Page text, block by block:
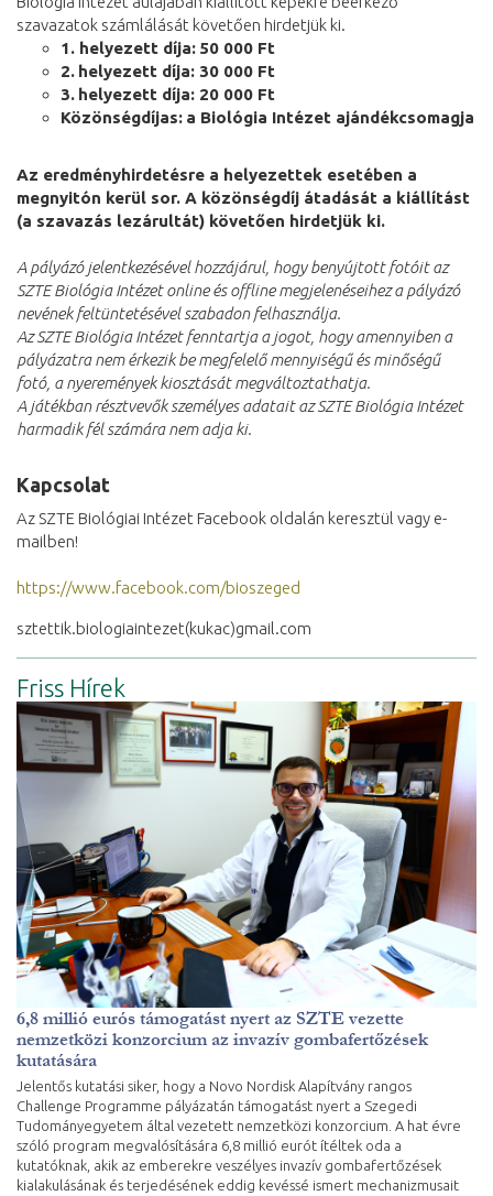
szavazatok számlálását követően hirdetjük ki.
1. helyezett díja: 50 000 Ft
2. helyezett díja: 30 000 Ft
3. helyezett díja: 20 000 Ft
Közönségdíjas: a Biológia Intézet ajándékcsomagja
Az eredményhirdetésre a helyezettek esetében a
megnyitón kerül sor. A közönségdíj átadását a kiállítást
(a szavazás lezárultát) követően hirdetjük ki.
A pályázó jelentkezésével hozzájárul, hogy benyújtott fotóit az
SZTE Biológia Intézet online és offline megjelenéseihez a pályázó
nevének feltüntetésével szabadon felhasználja.
Az SZTE Biológia Intézet fenntartja a jogot, hogy amennyiben a
pályázatra nem érkezik be megfelelő mennyiségű és minőségű
fotó, a nyeremények kiosztását megváltoztathatja.
A játékban résztvevők személyes adatait az SZTE Biológia Intézet
harmadik fél számára nem adja ki.
Kapcsolat
Az SZTE Biológiai Intézet Facebook oldalán keresztül vagy e-
mailben!
https://www.facebook.com/bioszeged
sztettik.biologiaintezet(kukac)gmail.com
Friss Hírek
6,8 millió eurós támogatást nyert az SZTE vezette
nemzetközi konzorcium az invazív gombafertőzések
kutatására
Jelentős kutatási siker, hogy a Novo Nordisk Alapítvány rangos
Challenge Programme pályázatán támogatást nyert a Szegedi
Tudományegyetem által vezetett nemzetközi konzorcium. A hat évre
szóló program megvalósítására 6,8 millió eurót ítéltek oda a
kutatóknak, akik az emberekre veszélyes invazív gombafertőzések
kialakulásának és terjedésének eddig kevéssé ismert mechanizmusait